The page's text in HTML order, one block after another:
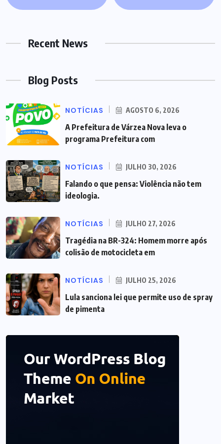
Recent News
Blog Posts
NOTÍCIAS AGOSTO 6, 2026
A Prefeitura de Várzea Nova leva o
programa Prefeitura com
NOTÍCIAS JULHO 30, 2026
Falando o que pensa: Violência não tem
ideologia.
NOTÍCIAS JULHO 27, 2026
Tragédia na BR-324: Homem morre após
colisão de motocicleta em
NOTÍCIAS JULHO 25, 2026
Lula sanciona lei que permite uso de spray
de pimenta